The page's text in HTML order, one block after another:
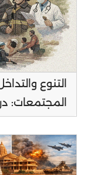
التنوع
المجتمعات: